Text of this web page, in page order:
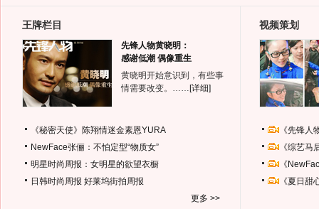
王牌栏目
先锋人物黄晓明：
感谢低潮 偶像重生
黄晓明开始意识到，有些事
情需要改变。…… [详细]
《秘密天使》陈翔情迷金素恩YURA
NewFace张俪：不怕定型“物质女”
明星时尚周报：女明星的欲望衣橱
日韩时尚周报 好莱坞街拍周报
更多 >>
视频策划
《先锋
《综艺
《
《夏日